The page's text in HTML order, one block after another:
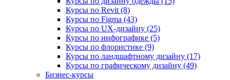
Курсы по Revit (8)
Курсы по Figma (43)
Курсы по UX‑дизайну (25)
Курсы по инфографике (5)
Курсы по флористике (9)
Курсы по ландшафтному дизайну (17)
Курсы по графическому дизайну (49)
Бизнес-курсы